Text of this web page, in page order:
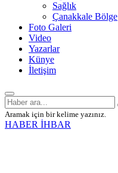
Sağlık
Çanakkale Bölge
Foto Galeri
Video
Yazarlar
Künye
İletişim
Aramak için bir kelime yazınız.
HABER İHBAR